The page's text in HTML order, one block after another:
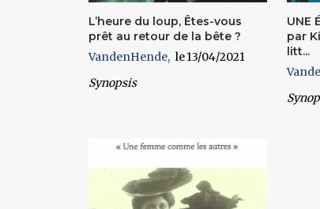
L’heure du loup, Êtes-vous
prêt au retour de la bête ?
VandenHende
13/04/2021
Synopsis
UNE
par
litt...